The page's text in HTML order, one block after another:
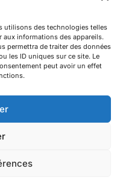
utilisons des technologies telles
aux informations des appareils.
permettra de traiter des données
les ID uniques sur ce site. Le
peut avoir un effet